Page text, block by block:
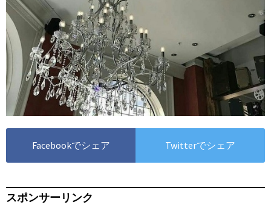
Facebookでシェア Twitterでシェア
スポンサーリンク